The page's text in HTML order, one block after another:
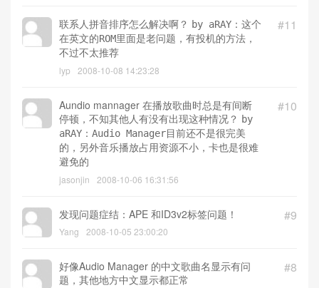
#11
联系人拼音排序怎么解决啊？ by aRAY：这个
在英文的ROM里面是老问题，有投机的方法，
不过不太推荐
lyp 2008-10-08 14:23:28
#10
Aundio mannager 在播放歌曲时总是有间断
停顿，不知其他人有没有出现这种情况？ by
aRAY：Audio Manager目前还不是很完美
的，另外音乐播放占用资源不小，卡也是很难
避免的
jasonjin 2008-10-06 16:31:56
#9
发现问题症结：APE 和ID3v2标签问题！
Yang 2008-10-05 23:00:20
#8
好像Audio Manager 的中文歌曲名显示有问
题，其他地方中文显示都正常